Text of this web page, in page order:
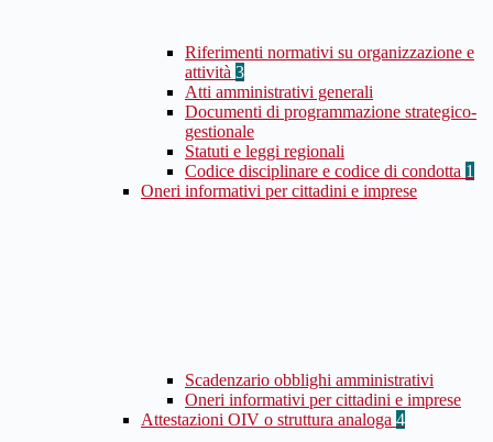
Riferimenti normativi su organizzazione e
attività 3
Atti amministrativi generali
Documenti di programmazione strategico-
gestionale
Statuti e leggi regionali
Codice disciplinare e codice di condotta 1
Oneri informativi per cittadini e imprese
Scadenzario obblighi amministrativi
Oneri informativi per cittadini e imprese
Attestazioni OIV o struttura analoga 4